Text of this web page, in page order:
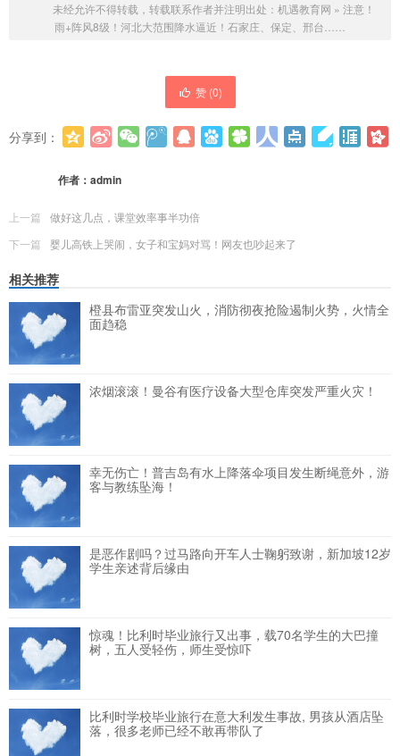
未经允许不得转载，转载联系作者并注明出处： 机遇教育网 » 注意！
雨+阵风8级！河北大范围降水逼近！石家庄、保定、邢台……
赞 (0)
分享到：
作者： admin
上一篇
做好这几点，课堂效率事半功倍
下一篇
婴儿高铁上哭闹，女子和宝妈对骂！网友也吵起来了
相关推荐
橙县布雷亚突发山火，消防彻夜抢险遏制火势，火情全
面趋稳
浓烟滚滚！曼谷有医疗设备大型仓库突发严重火灾！
幸无伤亡！普吉岛有水上降落伞项目发生断绳意外，游
客与教练坠海！
是恶作剧吗？过马路向开车人士鞠躬致谢，新加坡12岁
学生亲述背后缘由
惊魂！比利时毕业旅行又出事，载70名学生的大巴撞
树，五人受轻伤，师生受惊吓
比利时学校毕业旅行在意大利发生事故, 男孩从酒店坠
落，很多老师已经不敢再带队了